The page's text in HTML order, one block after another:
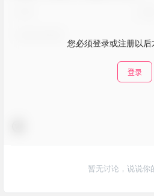
您必须登录或注册以
登录
暂无讨论，说说你